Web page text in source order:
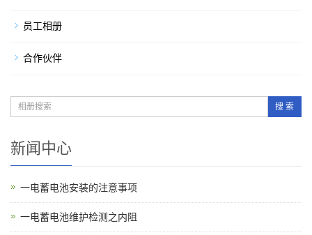
员工相册
合作伙伴
搜 索
新闻中心
一电蓄电池安装的注意事项
一电蓄电池维护检测之内阻